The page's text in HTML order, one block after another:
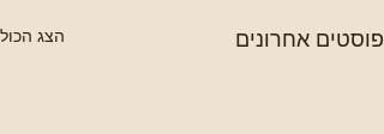
פוסטים אחרונים הצג הכול